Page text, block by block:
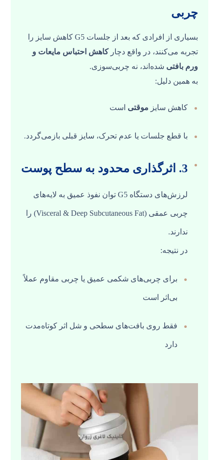
چربی
بسیاری از افرادی که بعد از جلسات G5 کاهش سایز را
تجربه می‌کنند، در واقع دچارکاهش احتباس مایعات و
ورم بافتی شده‌اند، نه چربی‌سوزی.
به همین دلیل:
کاهش سایز موقتی است
با قطع جلسات یا عدم تحرک، سایز قبلی بازمی‌گردد.
3. اثرگذاری محدود به سطح پوست
لرزش‌های دستگاه G5 توان نفوذ عمیق به لایه‌های
چربی عمقی (Visceral & Deep Subcutaneous Fat) را
ندارند.
در نتیجه:
برای چربی‌های شکمی عمیق یا چربی مقاوم عملاً
بی‌اثر است
فقط روی بافت‌های سطحی و شل اثر کوتاه‌مدت
دارد